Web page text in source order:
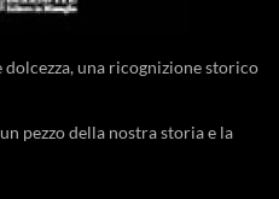
una ricognizione storico
pezzo della nostra storia e la